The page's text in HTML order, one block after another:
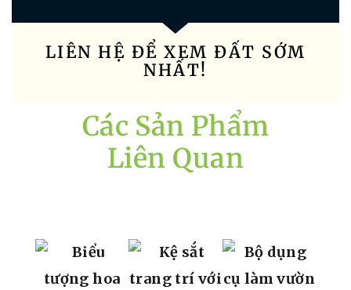
LIÊN HỆ ĐỂ XEM ĐẤT SỚM
NHẤT!
Các Sản Phẩm
Liên Quan